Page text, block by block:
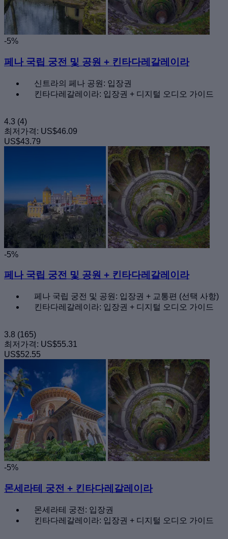
-5%
페나 국립 궁전 및 공원 + 킨타다레갈레이라
신트라의 페나 공원: 입장권
킨타다레갈레이라: 입장권 + 디지털 오디오 가이드
4.3 (4)
최저가격: US$46.09
US$43.79
-5%
페나 국립 궁전 및 공원 + 킨타다레갈레이라
페나 국립 궁전 및 공원: 입장권 + 교통편 (선택 사항)
킨타다레갈레이라: 입장권 + 디지털 오디오 가이드
3.8 (165)
최저가격: US$55.31
US$52.55
-5%
몬세라테 궁전 + 킨타다레갈레이라
몬세라테 궁전: 입장권
킨타다레갈레이라: 입장권 + 디지털 오디오 가이드